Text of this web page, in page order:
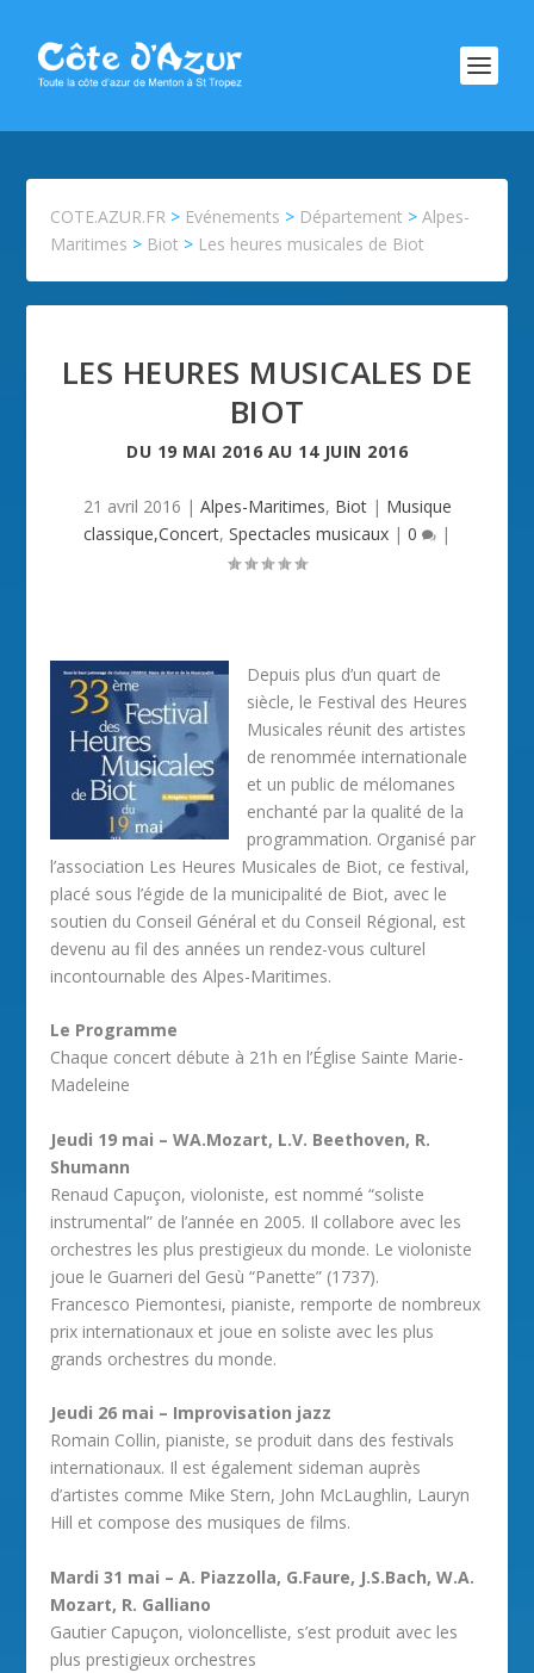
COTE.AZUR.FR > Evénements > Département >Alpes-
Maritimes > Biot > Les heures musicales de Biot
LES HEURES MUSICALES DE
BIOT
DU 19 MAI 2016 AU 14 JUIN 2016
21 avril 2016 | Alpes-Maritimes, Biot| Musique
classique,Concert, Spectacles musicaux | 0 |
Depuis plus d’un quart de
siècle, le Festival des Heures
Musicales réunit des artistes
de renommée internationale
et un public de mélomanes
enchanté par la qualité de la
programmation. Organisé par
l’association Les Heures Musicales de Biot, ce festival,
placé sous l’égide de la municipalité de Biot, avec le
soutien du Conseil Général et du Conseil Régional, est
devenu au fil des années un rendez-vous culturel
incontournable des Alpes-Maritimes.
Le Programme
Chaque concert débute à 21h en l’Église Sainte Marie-
Madeleine
Jeudi 19 mai – WA.Mozart, L.V. Beethoven, R.
Shumann
Renaud Capuçon, violoniste, est nommé “soliste
instrumental” de l’année en 2005. Il collabore avec les
orchestres les plus prestigieux du monde. Le violoniste
joue le Guarneri del Gesù “Panette” (1737).
Francesco Piemontesi, pianiste, remporte de nombreux
prix internationaux et joue en soliste avec les plus
grands orchestres du monde.
Jeudi 26 mai – Improvisation jazz
Romain Collin, pianiste, se produit dans des festivals
internationaux. Il est également sideman auprès
d’artistes comme Mike Stern, John McLaughlin, Lauryn
Hill et compose des musiques de films.
Mardi 31 mai – A. Piazzolla, G.Faure, J.S.Bach, W.A.
Mozart, R. Galliano
Gautier Capuçon, violoncelliste, s’est produit avec les
plus prestigieux orchestres